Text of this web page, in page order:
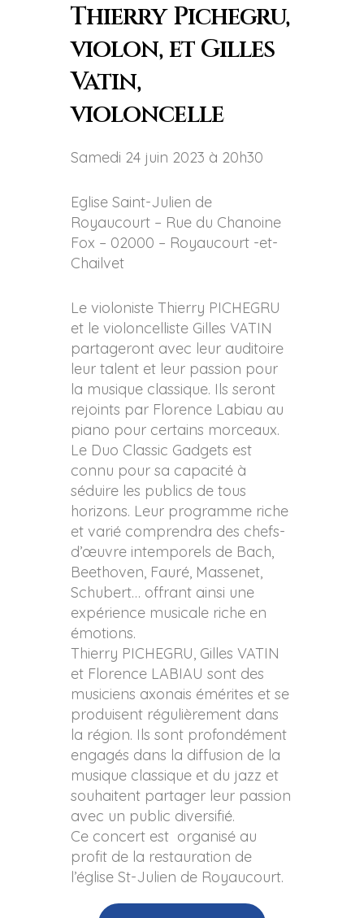
Thierry Pichegru,
violon, et Gilles
Vatin,
violoncelle
Samedi 24 juin 2023 à 20h30
Eglise Saint-Julien de
Royaucourt – Rue du Chanoine
Fox – 02000 – Royaucourt -et-
Chailvet
Le violoniste Thierry PICHEGRU
et le violoncelliste Gilles VATIN
partageront avec leur auditoire
leur talent et leur passion pour
la musique classique. Ils seront
rejoints par Florence Labiau au
piano pour certains morceaux.
Le Duo Classic Gadgets est
connu pour sa capacité à
séduire les publics de tous
horizons. Leur programme riche
et varié comprendra des chefs-
d’œuvre intemporels de Bach,
Beethoven, Fauré, Massenet,
Schubert… offrant ainsi une
expérience musicale riche en
émotions.
Thierry PICHEGRU, Gilles VATIN
et Florence LABIAU sont des
musiciens axonais émérites et se
produisent régulièrement dans
la région. Ils sont profondément
engagés dans la diffusion de la
musique classique et du jazz et
souhaitent partager leur passion
avec un public diversifié.
Ce concert est organisé au
profit de la restauration de
l’église St-Julien de Royaucourt.